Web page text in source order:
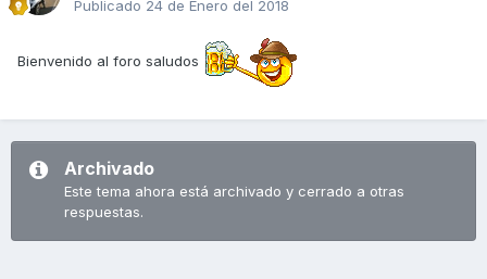
Publicado 24 de Enero del 2018
Bienvenido al foro saludos
Archivado
Este tema ahora está archivado y cerrado a otras
respuestas.